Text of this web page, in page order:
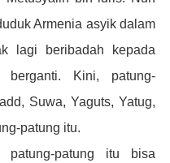
Armenia asyik dalam
lagi beribadah kepada
Kini, patung-
Suwa, Yaguts, Yatug,
patung itu.
patung-patung itu bisa